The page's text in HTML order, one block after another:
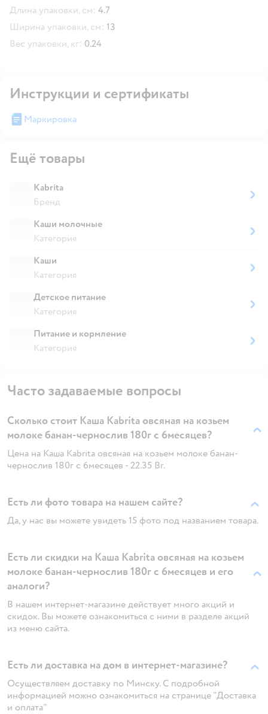
Длина упаковки, см: 4.7
Ширина упаковки, см: 13
Вес упаковки, кг: 0.24
Инструкции и сертификаты
Маркировка
Ещё товары
Kabrita
Бренд
Каши молочные
Категория
Каши
Категория
Детское питание
Категория
Питание и кормление
Категория
Часто задаваемые вопросы
Сколько стоит Каша Kabrita овсяная на козьем
молоке банан-чернослив 180г с 6месяцев?
Цена на Каша Kabrita овсяная на козьем молоке банан-
чернослив 180г с 6месяцев - 22.35 Br.
Есть ли фото товара на нашем сайте?
Да, у нас вы можете увидеть 15 фото под названием товара.
Есть ли скидки на Каша Kabrita овсяная на козьем
молоке банан-чернослив 180г с 6месяцев и его
аналоги?
В нашем интернет-магазине действует много акций и
скидок. Вы можете ознакомиться с ними в разделе акций
из меню сайта.
Есть ли доставка на дом в интернет-магазине?
Осуществляем доставку по Минску. С подробной
информацией можно ознакомиться на странице "Доставка
и оплата"